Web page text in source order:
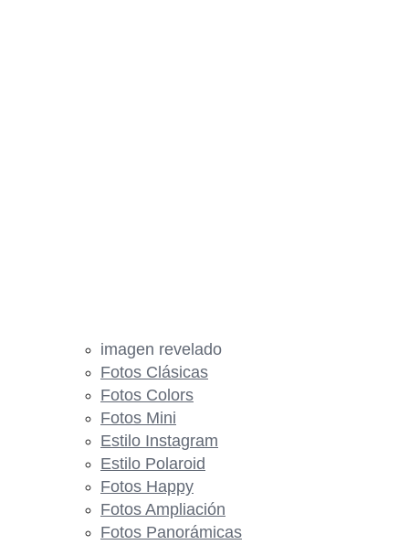
imagen revelado
Fotos Clásicas
Fotos Colors
Fotos Mini
Estilo Instagram
Estilo Polaroid
Fotos Happy
Fotos Ampliación
Fotos Panorámicas